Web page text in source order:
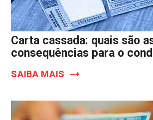
Carta cassada: quais são
consequências para o
SAIBA MAIS